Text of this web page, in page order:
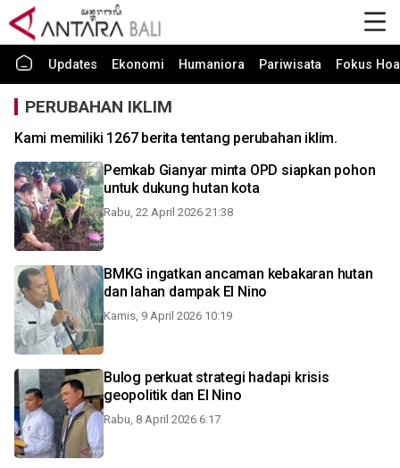
Updates Ekonomi Humaniora Pariwisata Fokus
PERUBAHAN IKLIM
Kami memiliki 1267 berita tentang perubahan iklim.
Pemkab Gianyar minta OPD siapkan pohon
untuk dukung hutan kota
Rabu, 22 April 2026 21:38
BMKG ingatkan ancaman kebakaran hutan
dan lahan dampak El Nino
Kamis, 9 April 2026 10:19
Bulog perkuat strategi hadapi krisis
geopolitik dan El Nino
Rabu, 8 April 2026 6:17